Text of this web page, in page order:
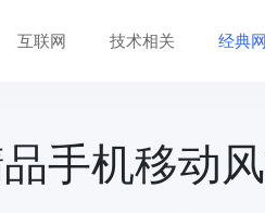
互联网 技术相关 经典
手机移动